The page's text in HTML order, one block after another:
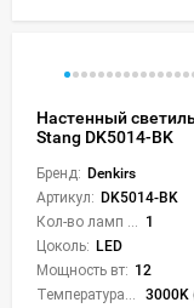
Настенный
Stang DK5014-BK
Бренд: Denkirs
Артикул: DK5014-BK
1
Цоколь: LED
Мощность вт: 12
3000K